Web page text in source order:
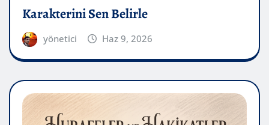
Karakterini Sen Belirle
yönetici Haz 9, 2026